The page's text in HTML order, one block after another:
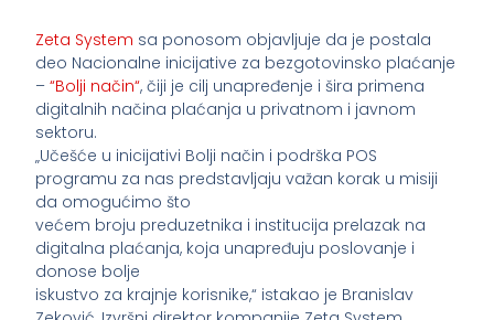
Zeta System sa ponosom objavljuje da je postala
deo Nacionalne inicijative za bezgotovinsko plaćanje
–“Bolji način“, čiji je cilj unapređenje i šira primena
digitalnih načina plaćanja u privatnom i javnom
sektoru.
„Učešće u inicijativi Bolji način i podrška POS
programu za nas predstavljaju važan korak u misiji
da omogućimo što
većem broju preduzetnika i institucija prelazak na
digitalna plaćanja, koja unapređuju poslovanje i
donose bolje
iskustvo za krajnje korisnike,“ istakao je Branislav